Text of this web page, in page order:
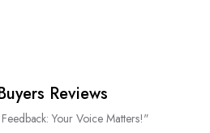
Reviews
Your Voice Matters!"